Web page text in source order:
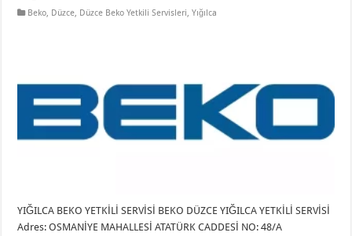
Beko, Düzce, Düzce Beko Yetkili Servisleri,Yığılca
YIĞILCA BEKO YETKİLİ SERVİSİ BEKO DÜZCE YIĞILCA YETKİLİ SERVİSİ
Adres: OSMANİYE MAHALLESİ ATATÜRK CADDESİ NO: 48/A